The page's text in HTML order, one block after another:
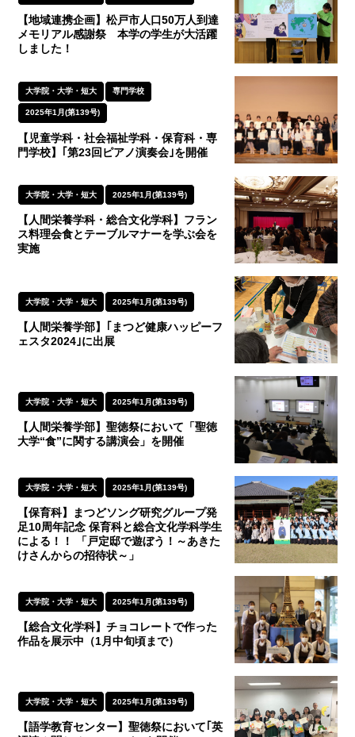
【地域連携企画】松戸市人口50万人到達
メモリアル感謝祭 本学の学生が大活躍
しました！
大学院・大学・短大 専門学校
2025年1月(第139号)
【児童学科・社会福祉学科・保育科・専
門学校】｢第23回ピアノ演奏会｣を開催
大学院・大学・短大 2025年1月(第139号)
【人間栄養学科・総合文化学科】フラン
ス料理会食とテーブルマナーを学ぶ会を
実施
大学院・大学・短大 2025年1月(第139号)
【人間栄養学部】｢まつど健康ハッピーフ
ェスタ2024｣に出展
大学院・大学・短大 2025年1月(第139号)
【人間栄養学部】聖徳祭において「聖徳
大学“食”に関する講演会」を開催
大学院・大学・短大 2025年1月(第139号)
【保育科】まつどソング研究グループ発
足10周年記念 保育科と総合文化学科学生
による！！ 「戸定邸で遊ぼう！～あきた
けさんからの招待状～」
大学院・大学・短大 2025年1月(第139号)
【総合文化学科】チョコレートで作った
作品を展示中（1月中旬頃まで）
大学院・大学・短大 2025年1月(第139号)
【語学教育センター】聖徳祭において｢英